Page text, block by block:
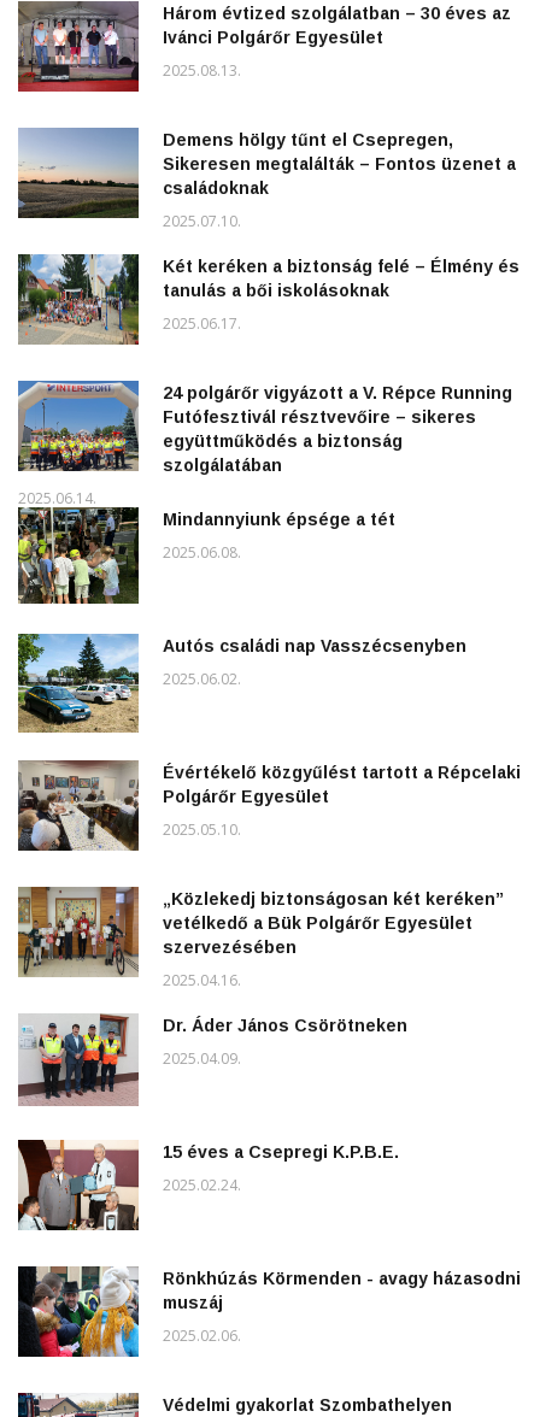
Három évtized szolgálatban – 30 éves az
Ivánci Polgárőr Egyesület
2025.08.13.
Demens hölgy tűnt el Csepregen,
Sikeresen megtalálták – Fontos üzenet a
családoknak
2025.07.10.
Két keréken a biztonság felé – Élmény és
tanulás a bői iskolásoknak
2025.06.17.
24 polgárőr vigyázott a V. Répce Running
Futófesztivál résztvevőire – sikeres
együttműködés a biztonság
szolgálatában
2025.06.14.
Mindannyiunk épsége a tét
2025.06.08.
Autós családi nap Vasszécsenyben
2025.06.02.
Évértékelő közgyűlést tartott a Répcelaki
Polgárőr Egyesület
2025.05.10.
„Közlekedj biztonságosan két keréken”
vetélkedő a Bük Polgárőr Egyesület
szervezésében
2025.04.16.
Dr. Áder János Csörötneken
2025.04.09.
15 éves a Csepregi K.P.B.E.
2025.02.24.
Rönkhúzás Körmenden - avagy házasodni
muszáj
2025.02.06.
Védelmi gyakorlat Szombathelyen